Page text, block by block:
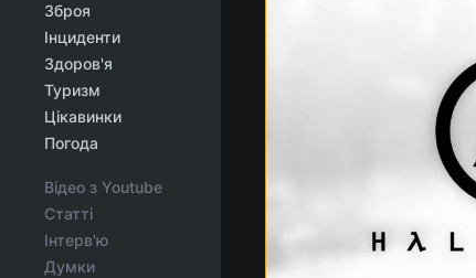
Зброя
Інциденти
Здоров'я
Туризм
Цікавинки
Погода
Відео з Youtube
Статті
Інтерв'ю
Думки